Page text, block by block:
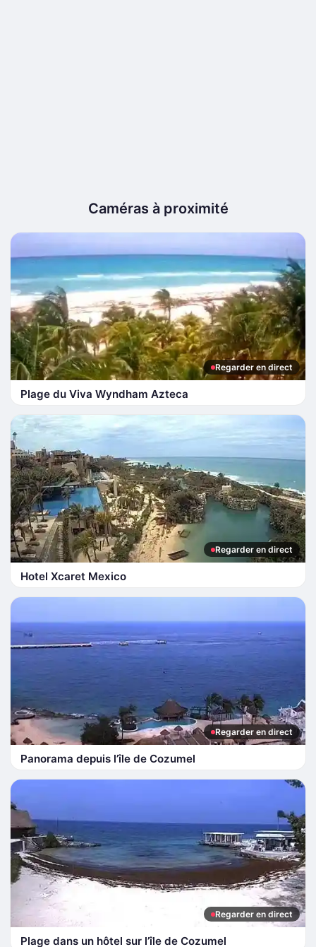
Caméras à proximité
Regarder en direct
Plage du Viva Wyndham Azteca
Regarder en direct
Hotel Xcaret Mexico
Regarder en direct
Panorama depuis l’île de Cozumel
Regarder en direct
Plage dans un hôtel sur l’île de Cozumel